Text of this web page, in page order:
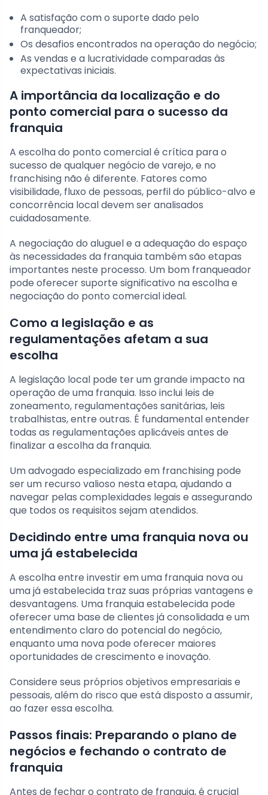
A satisfação com o suporte dado pelo
franqueador;
Os desafios encontrados na operação do negócio;
As vendas e a lucratividade comparadas às
expectativas iniciais.
A importância da localização e do
ponto comercial para o sucesso da
franquia
A escolha do ponto comercial é crítica para o
sucesso de qualquer negócio de varejo, e no
franchising não é diferente. Fatores como
visibilidade, fluxo de pessoas, perfil do público-alvo e
concorrência local devem ser analisados
cuidadosamente.
A negociação do aluguel e a adequação do espaço
às necessidades da franquia também são etapas
importantes neste processo. Um bom franqueador
pode oferecer suporte significativo na escolha e
negociação do ponto comercial ideal.
Como a legislação e as
regulamentações afetam a sua
escolha
A legislação local pode ter um grande impacto na
operação de uma franquia. Isso inclui leis de
zoneamento, regulamentações sanitárias, leis
trabalhistas, entre outras. É fundamental entender
todas as regulamentações aplicáveis antes de
finalizar a escolha da franquia.
Um advogado especializado em franchising pode
ser um recurso valioso nesta etapa, ajudando a
navegar pelas complexidades legais e assegurando
que todos os requisitos sejam atendidos.
Decidindo entre uma franquia nova ou
uma já estabelecida
A escolha entre investir em uma franquia nova ou
uma já estabelecida traz suas próprias vantagens e
desvantagens. Uma franquia estabelecida pode
oferecer uma base de clientes já consolidada e um
entendimento claro do potencial do negócio,
enquanto uma nova pode oferecer maiores
oportunidades de crescimento e inovação.
Considere seus próprios objetivos empresariais e
pessoais, além do risco que está disposto a assumir,
ao fazer essa escolha.
Passos finais: Preparando o plano de
negócios e fechando o contrato de
franquia
Antes de fechar o contrato de franquia, é crucial